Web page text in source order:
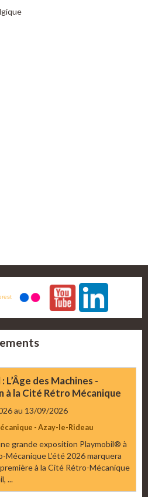
L’Âge des Machines -
à la Cité Rétro Mécanique
au 13/09/2026
- Azay-le-Rideau
grande exposition Playmobil® à
Mécanique L’été 2026 marquera
à la Cité Rétro-Mécanique
...